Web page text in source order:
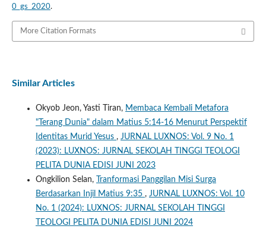
0_gs_2020.
More Citation Formats
Similar Articles
Okyob Jeon, Yasti Tiran, Membaca Kembali Metafora
"Terang Dunia" dalam Matius 5:14-16 Menurut Perspektif
Identitas Murid Yesus , JURNAL LUXNOS: Vol. 9 No. 1
(2023): LUXNOS: JURNAL SEKOLAH TINGGI TEOLOGI
PELITA DUNIA EDISI JUNI 2023
Ongkilion Selan,
Tranformasi Panggilan Misi Surga
Berdasarkan Injil Matius 9:35 , JURNAL LUXNOS: Vol. 10
No. 1 (2024): LUXNOS: JURNAL SEKOLAH TINGGI
TEOLOGI PELITA DUNIA EDISI JUNI 2024